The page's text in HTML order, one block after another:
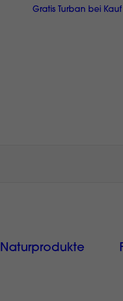
Gratis Turban bei
Naturprodukte